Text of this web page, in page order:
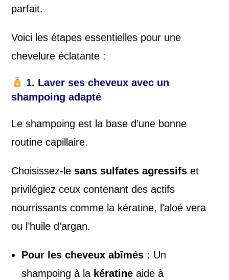
parfait.
Voici les étapes essentielles pour une
chevelure éclatante :
1. Laver ses cheveux avec un
shampoing adapté
Le shampoing est la base d’une bonne
routine capillaire.
Choisissez-lesans sulfates agressifs et
privilégiez ceux contenant des actifs
nourrissants comme la kératine, l’aloé vera
ou l’huile d’argan.
Pour les cheveux abîmés : Un
shampoing à la kératine aide à